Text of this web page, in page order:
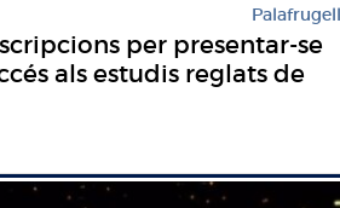
Palafrugell
per presentar-se
als estudis reglats de